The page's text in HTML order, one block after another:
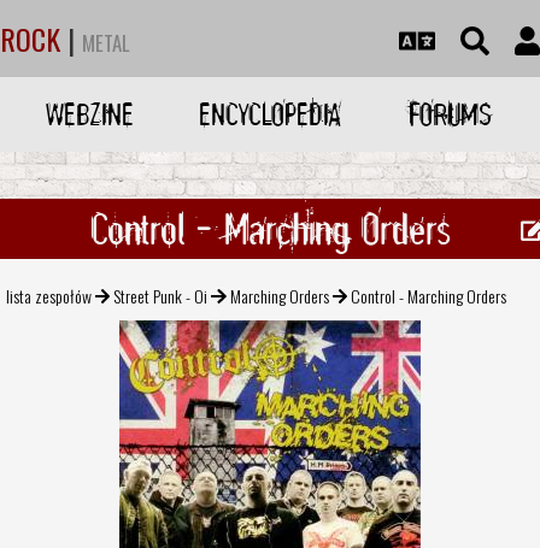
ROCK | METAL
WEBZINE ENCYCLOPEDIA FORUMS
Control - Marching Orders
lista zespołów Street Punk - Oi Marching Orders Control - Marching Orders